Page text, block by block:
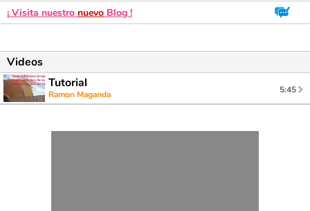
¡ Visita nuestro nuevo Blog !
Videos
Tutorial
Ramon Maganda 5:45